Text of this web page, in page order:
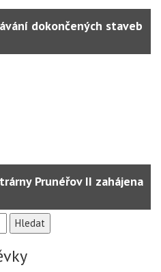
dokončených staveb
Prunéřov II zahájena